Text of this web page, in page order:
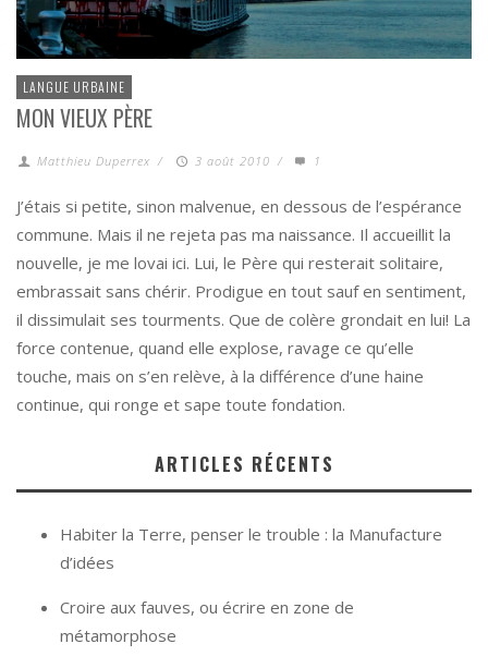
LANGUE URBAINE
MON VIEUX PÈRE
Matthieu Duperrex / 3 août 2010 / 1
J’étais si petite, sinon malvenue, en dessous de l’espérance
commune. Mais il ne rejeta pas ma naissance. Il accueillit la
nouvelle, je me lovai ici. Lui, le Père qui resterait solitaire,
embrassait sans chérir. Prodigue en tout sauf en sentiment,
il dissimulait ses tourments. Que de colère grondait en lui! La
force contenue, quand elle explose, ravage ce qu’elle
touche, mais on s’en relève, à la différence d’une haine
continue, qui ronge et sape toute fondation.
ARTICLES RÉCENTS
Habiter la Terre, penser le trouble : la Manufacture
d’idées
Croire aux fauves, ou écrire en zone de
métamorphose